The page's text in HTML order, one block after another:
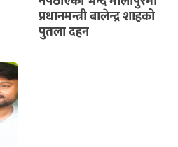
प्रधानमन्त्री बालेन्द्र शाहको
पुतला दहन